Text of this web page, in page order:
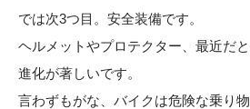
では次3つ目。安全装備です。
ヘルメットやプロテクター、最近だ
進化が著しいです。
言わずもがな、バイクは危険な乗り